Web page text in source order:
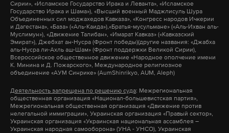
В Петербурге ФСБ задержала
четверых членов РДК, они
хотели отравить собранные
для отправки в зону СВО
продукты
Также мужчин подозревают в подготовке
терактов
14 марта 2024
Сирии», «Исламское Государство Ирака и Леванта», «Исламское
Государство Ирака и Шама»), «Высший военный Маджлисуль Шура
Объединенных сил моджахедов Кавказа», «Конгресс народов Ичкерии
и Дагестана», «База» («Аль-Каида»),«Братья-мусульмане» («Аль-Ихван аль-
Муслимун»), «Движение Талибан», «Имарат Кавказ» («Кавказский
Эмират»), Джебхат ан-Нусра (Фронт победы)(другие названия: «Джабха
аль-Нусра ли-Ахль аш-Шам» (Фронт поддержки Великой Сирии),
Всероссийское общественное движение «Народное ополчение имени
К. Минина и Д. Пожарского», Международное религиозное
объединение «АУМ Синрике» (AumShinrikyo, AUM, Aleph)
Деятельность запрещена по решению суда: Межрегиональная
общественная организация «Национал-большевистская партия»,
Межрегиональная общественная организация «Движение против
нелегальной иммиграции», Украинская организация «Правый сектор»,
Украинская организация «Украинская национальная ассамблея –
Украинская народная самооборона» (УНА - УНСО), Украинская